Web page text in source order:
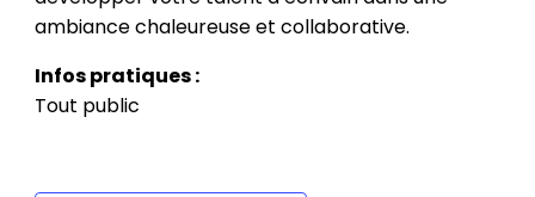
ambiance chaleureuse et collaborative.
Infos pratiques :
Tout public